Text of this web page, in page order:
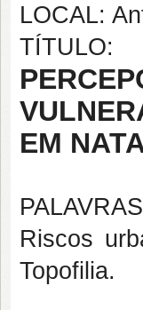
LOCAL:
TÍTULO:
EM
Riscos
Topofilia.